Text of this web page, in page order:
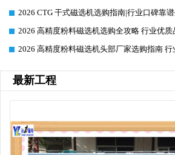
2026 CTG 干式磁选机选购指南|行业口碑靠
2026 高精度粉料磁选机选购全攻略 行业优
2026 高精度粉料磁选机头部厂家选购指南
最新工程